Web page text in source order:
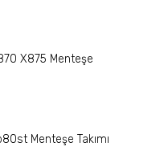
X875 Menteşe
Menteşe Takımı